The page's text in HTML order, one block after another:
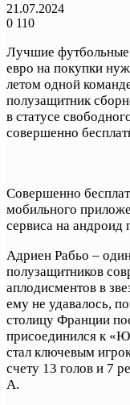
21.07.2024
0 110
Лучшие футбольные
евро на покупки
летом одной
полузащитник
в статусе
совершенно
Совершенно
мобильного
сервиса на андроид
Адриен Рабьо –
полузащитников
аплодисментов в
ему не удавалось,
столицу Франции
присоединился к
стал ключевым
счету 13 голов и 7
А.